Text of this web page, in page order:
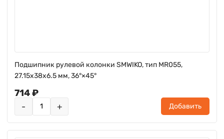
Подшипник рулевой колонки SMWIKO, тип MR055,
27.15x38x6.5 мм, 36°×45°
714 ₽
- + Добавить